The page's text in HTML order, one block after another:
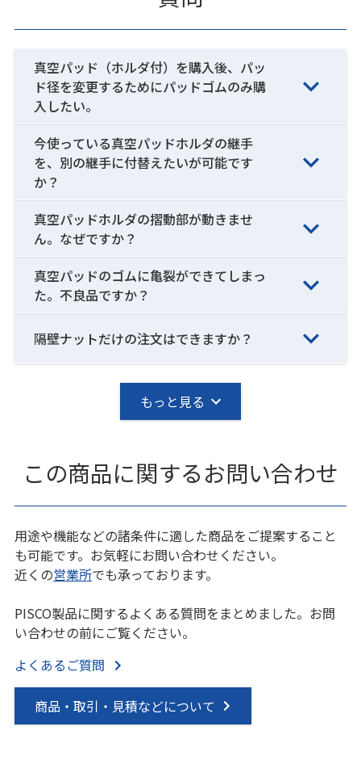
真空パッド（ホルダ付）を購入後、パッ
ド径を変更するためにパッドゴムのみ購
入したい。
今使っている真空パッドホルダの継手
を、別の継手に付替えたいが可能です
か？
真空パッドホルダの摺動部が動きませ
ん。なぜですか？
真空パッドのゴムに亀裂ができてしまっ
た。不良品ですか？
隔壁ナットだけの注文はできますか？
もっと見る
この商品に関するお問い合わせ
用途や機能などの諸条件に適した商品をご提案すること
も可能です。お気軽にお問い合わせください。
近くの営業所でも承っております。
PISCO製品に関するよくある質問をまとめました。お問
い合わせの前にご覧ください。
よくあるご質問
商品・取引・見積などについて